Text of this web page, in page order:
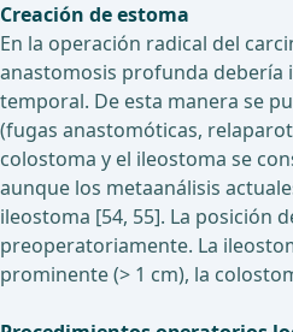
Creación de estoma
En la operación radical del
anastomosis profunda debería
temporal. De esta manera se
(fugas anastomóticas,
colostoma y el ileostoma se
aunque los metaanálisis
ileostoma [54, 55]. La posición
preoperatoriamente. La
prominente (> 1 cm), la